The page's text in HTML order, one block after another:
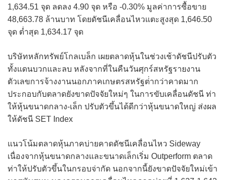
1,634.51 จุด ลดลง 4.90 จุด หรือ -0.30% มูลค่าการซื้อขาย
48,663.78 ล้านบาท โดยดัชนีเคลื่อนไหวแตะสูงสุด 1,646.50
จุด ต่ำสุด 1,634.17 จุด
บริษัทหลักทรัพย์โกลเบล็ก เผยตลาดหุ้นในช่วงเช้าดัชนีปรับตัว
ทั้งแดนบวกและลบ หลังจากที่ในคืนวันศุกร์สหรัฐรายงาน
ตัวเลขการจ้างงานนอกภาคเกษตรสหรัฐต่่ากว่าคาดมาก
ประกอบกับตลาดยังขาดปัจจัยใหม่ๆ ในการขับเคลื่อนดัชนี ท่า
ให้หุ้นขนาดกลาง-เล็ก ปรับตัวขึ้นได้ดีกว่าหุ้นขนาดใหญ่ ส่งผล
ให้ดัชนี SET Index
แนวโน้มตลาดหุ้นภาคบ่ายคาดดัชนีเคลื่อนไหว Sideway
เนื่องจากหุ้นขนาดกลางและขนาดเล็กเริ่ม Outperform ตลาด
ท่าให้ปรับตัวขึ้นในกรอบจ่ากัด นอกจากนี้ยังขาดปัจจัยใหม่เข้า